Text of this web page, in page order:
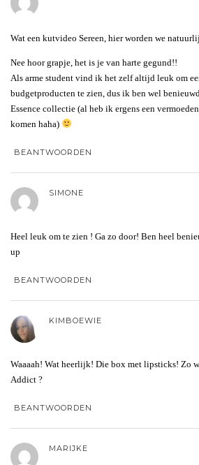
Wat een kutvideo Sereen, hier worden we
Nee hoor grapje, het is je van harte gegund!!
Als arme student vind ik het zelf altijd leuk om
budgetproducten te zien, dus ik ben wel
Essence collectie (al heb ik ergens een
komen haha)
BEANTWOORDEN
SIMONE
Heel leuk om te zien ! Ga zo door! Ben heel
up
BEANTWOORDEN
KIMBOEWIE
Waaaah! Wat heerlijk! Die box met lipsticks! Zo
Addict ?
BEANTWOORDEN
MARIJKE